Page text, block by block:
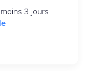
3 jours